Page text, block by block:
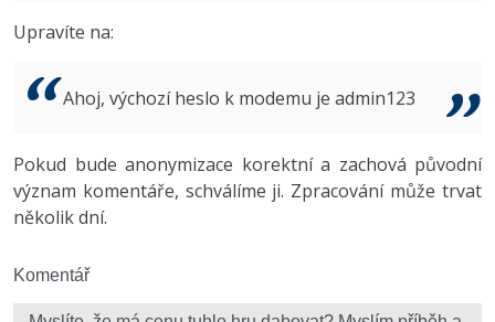
Best practices
Copywriter
WordPress specialista
Algoritmy -41%
Umělá inteligence (AI) -10%
Windows
Fórum
Upravíte na:
Ahoj, výchozí heslo k modemu je admin123
Pokud bude anonymizace korektní a zachová původní
význam komentáře, schválíme ji. Zpracování může trvat
několik dní.
Komentář